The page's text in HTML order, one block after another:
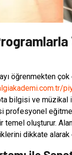
öğrenmekten
bilgisi ve
oluşturur.
dikkate alarak